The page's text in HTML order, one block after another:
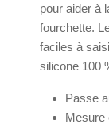
pour aider à
fourchette.
faciles à
silicone 100
Passe
Mesure